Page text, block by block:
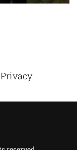
Privacy